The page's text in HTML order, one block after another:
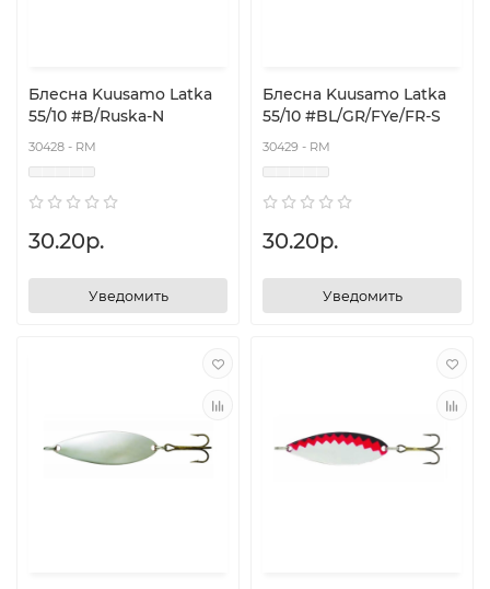
Блесна Kuusamo Latka
55/10 #B/Ruska-N
30428 - RM
30.20р.
Уведомить
Блесна Kuusamo Latka
55/10 #BL/GR/FYe/FR-S
30429 - RM
30.20р.
Уведомить